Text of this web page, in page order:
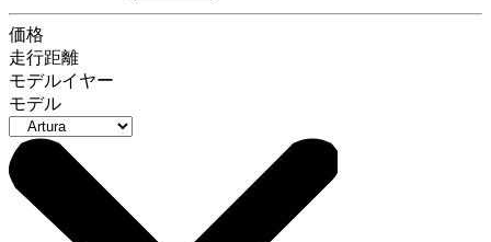
価格
走行距離
モデルイヤー
モデル